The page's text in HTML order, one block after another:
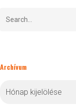
Archívum